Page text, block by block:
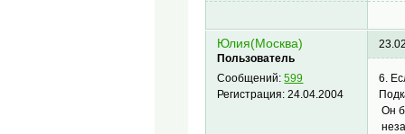
Юлия(Москва)
Пользователь
Сообщений:599
Регистрация:24.04.2004
6.
Он